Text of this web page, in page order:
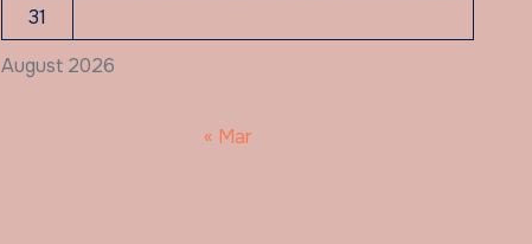
August 2026
31
« Mar